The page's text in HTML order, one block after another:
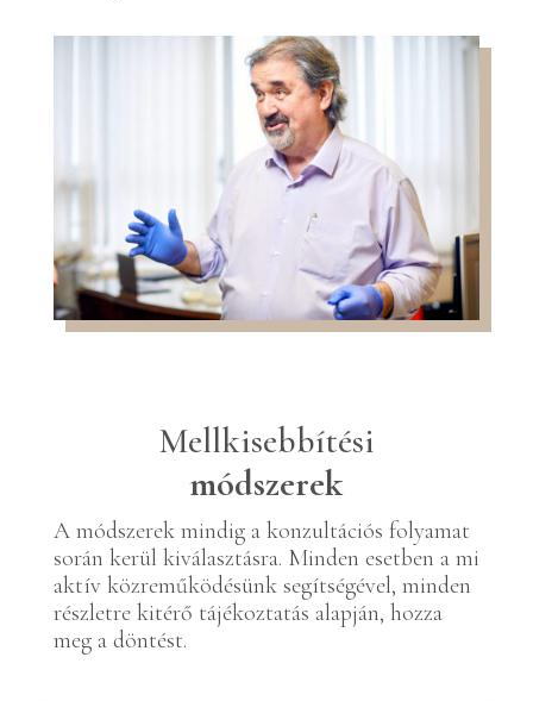
Mellkisebbítési
módszerek
A módszerek mindig a konzultációs folyamat
során kerül kiválasztásra. Minden esetben a mi
aktív közreműködésünk segítségével, minden
részletre kitérő tájékoztatás alapján, hozza
meg a döntést.